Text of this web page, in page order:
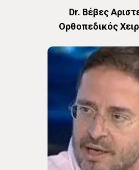
Dr. Βέβες
Oρθοπεδικός